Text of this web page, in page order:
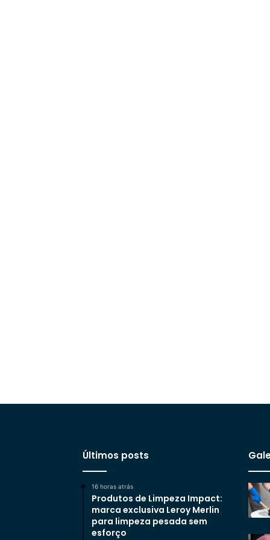
Últimos posts
16 horas atrás
Produtos de Limpeza Impact:
marca exclusiva Leroy Merlin
para limpeza pesada sem
esforço